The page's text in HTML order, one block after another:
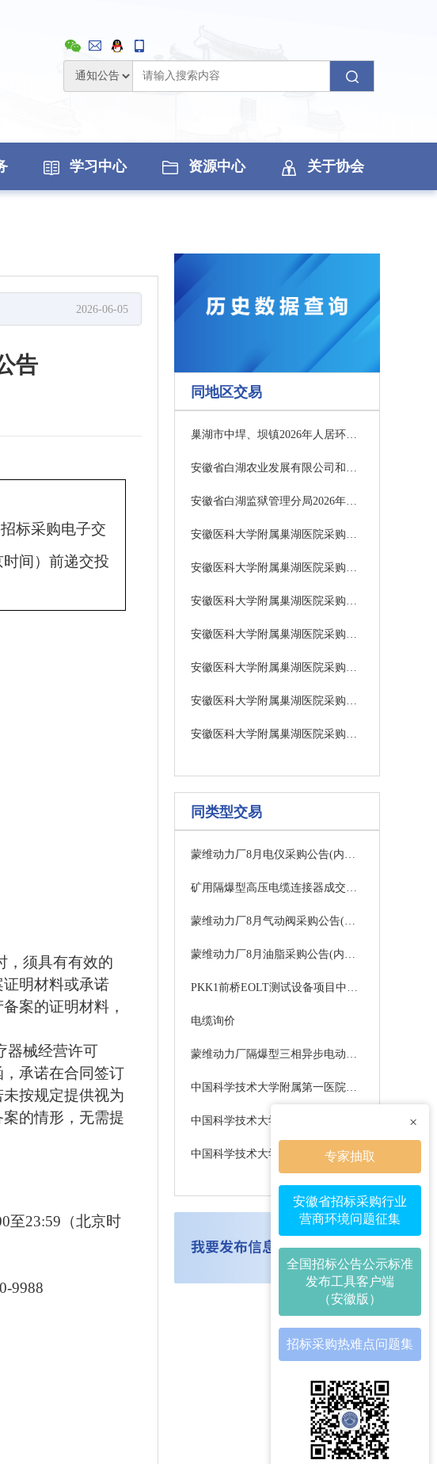
×
专家抽取
安徽省招标采购行业
营商环境问题征集
全国招标公告公示标准
发布工具客户端
（安徽版）
招标采购热难点问题集
学习中心 资源中心 关于协会
2026-06-05
告
标采购电子交
间）前递交投
，须具有有效的
明材料或承诺
案的证明材料，
器械经营许可
承诺在合同签订
按规定提供视为
的情形，无需提
至23:59（北京时
9988
同地区交易
巢湖市中垾、坝镇2026年人居环境整治项目中标候选人公示
安徽省白湖农业发展有限公司和安徽省白湖种子有限公司2026-2027年度小麦种子包衣剂及拌种剂采购项目2包、3包二次招标公告
安徽省白湖监狱管理分局2026年度工会女职工卫生用品提货券供应商采购项目招标公告
安徽医科大学附属巢湖医院采购口腔科耗材项目招标公告
安徽医科大学附属巢湖医院采购肺结节定位针项目招标公告
安徽医科大学附属巢湖医院采购口腔冲洗器项目招标公告
安徽医科大学附属巢湖医院采购造影手术包项目招标公告
安徽医科大学附属巢湖医院采购手术室专用纱布项目招标公告
安徽医科大学附属巢湖医院采购医用脱脂纱布块（腔镜手术纱条）项目招标公告
安徽医科大学附属巢湖医院采购医用外科口罩项目招标公告
同类型交易
蒙维动力厂8月电仪采购公告(内蒙古蒙维科技有限公司)
矿用隔爆型高压电缆连接器成交公示
蒙维动力厂8月气动阀采购公告(内蒙古蒙维科技有限公司)
蒙维动力厂8月油脂采购公告(内蒙古蒙维科技有限公司)
PKK1前桥EOLT测试设备项目中标候选人公示
电缆询价
蒙维动力厂隔爆型三相异步电动机 三相异步电动机采购公告(内蒙古蒙维科技有限公司)
中国科学技术大学附属第一医院（安徽省立医院）婴儿脐动静脉导管比选采购项目（医工）成交候选人公示
中国科学技术大学附属第一医院（安徽省立医院）一次性使用腹膜透析外接短管比选采购项目（医工）成交候选人公示